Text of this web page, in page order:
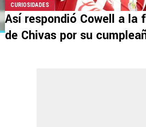
CURIOSIDADES
Así respondió Cowell a la
de Chivas por su